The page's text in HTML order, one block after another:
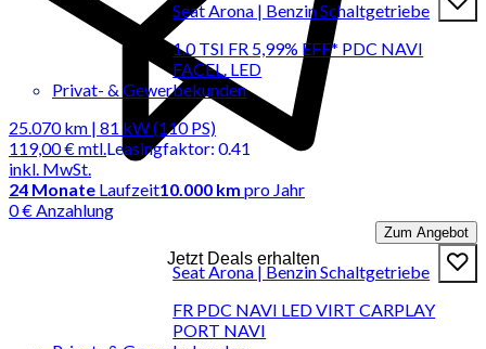
Jetzt Deals erhalten
Seat Arona | Benzin Schaltgetriebe
1.0 TSI FR 5,99% EFF* PDC NAVI
FACEL. LED
Privat- & Gewerbekunden
25.070 km | 81 kW (110 PS)
119,00 €mtl.
inkl. MwSt.
Leasingfaktor: 0.41
24 Monate Laufzeit10.000 km pro Jahr
0 € Anzahlung
Zum Angebot
Seat Arona | Benzin Schaltgetriebe
FR PDC NAVI LED VIRT CARPLAY
PORT NAVI